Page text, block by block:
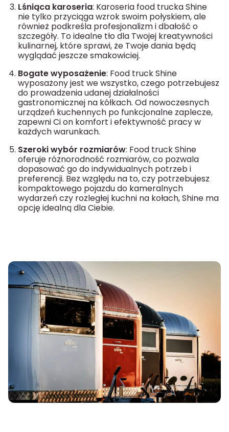
Lśniąca karoseria: Karoseria food trucka Shine
nie tylko przyciąga wzrok swoim połyskiem, ale
również podkreśla profesjonalizm i dbałość o
szczegóły. To idealne tło dla Twojej kreatywności
kulinarnej, które sprawi, że Twoje dania będą
wyglądać jeszcze smakowiciej.
Bogate wyposażenie: Food truck Shine
wyposażony jest we wszystko, czego potrzebujesz
do prowadzenia udanej działalności
gastronomicznej na kółkach. Od nowoczesnych
urządzeń kuchennych po funkcjonalne zaplecze,
zapewni Ci on komfort i efektywność pracy w
każdych warunkach.
Szeroki wybór rozmiarów: Food truck Shine
oferuje różnorodność rozmiarów, co pozwala
dopasować go do indywidualnych potrzeb i
preferencji. Bez względu na to, czy potrzebujesz
kompaktowego pojazdu do kameralnych
wydarzeń czy rozległej kuchni na kołach, Shine ma
opcję idealną dla Ciebie.